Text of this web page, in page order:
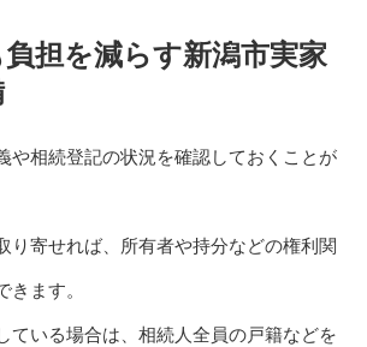
担を減らす新潟市実家
や相続登記の状況を確認しておくことが
り寄せれば、所有者や持分などの権利関
きます。
ている場合は、相続人全員の戸籍などを